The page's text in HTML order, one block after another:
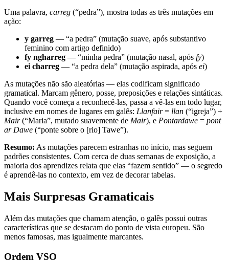
Uma palavra, carreg (“pedra”), mostra todas as três mutações em
ação:
y garreg — “a pedra” (mutação suave, após substantivo
feminino com artigo definido)
fy ngharreg — “minha pedra” (mutação nasal, após fy)
ei charreg — “a pedra dela” (mutação aspirada, após ei)
As mutações não são aleatórias — elas codificam significado
gramatical. Marcam gênero, posse, preposições e relações sintáticas.
Quando você começa a reconhecê-las, passa a vê-las em todo lugar,
inclusive em nomes de lugares em galês: Llanfair= llan (“igreja”) +
Mair(“Maria”, mutado suavemente de Mair), e Pontardawe = pont
ar Dawe (“ponte sobre o [rio] Tawe”).
Resumo: As mutações parecem estranhas no início, mas seguem
padrões consistentes. Com cerca de duas semanas de exposição, a
maioria dos aprendizes relata que elas “fazem sentido” — o segredo
é aprendê-las no contexto, em vez de decorar tabelas.
Mais Surpresas Gramaticais
Além das mutações que chamam atenção, o galês possui outras
características que se destacam do ponto de vista europeu. São
menos famosas, mas igualmente marcantes.
Ordem VSO